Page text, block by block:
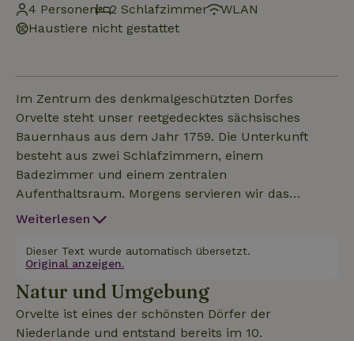
4 Personen
2 Schlafzimmer
WLAN
Haustiere nicht gestattet
Im Zentrum des denkmalgeschützten Dorfes
Orvelte steht unser reetgedecktes sächsisches
Bauernhaus aus dem Jahr 1759. Die Unterkunft
besteht aus zwei Schlafzimmern, einem
Badezimmer und einem zentralen
Aufenthaltsraum. Morgens servieren wir das
Frühstück (optional buchbar und vor Ort zu
Aufenthaltsraum. Kaffee, Tee und Obst gibt’s
kostenlos. Die Senseo-Maschine und der
Wasserkocher stehen auf dem Kühlschrank.
Getränke und Snacks sind gegen Bezahlung erhältlich.
Weiterlesen
Dieser Text wurde automatisch übersetzt.
Original anzeigen.
Natur und Umgebung
Orvelte ist eines der schönsten Dörfer der
Niederlande und entstand bereits im 10.